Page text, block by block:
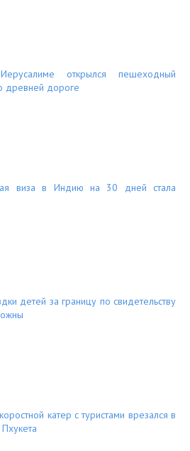
открылся пешеходный
древней дороге
виза в Индию на 30 дней стала
детей за границу по свидетельству
катер с туристами врезался в